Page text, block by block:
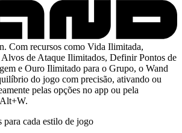
Com recursos como Vida Ilimitada,
de Ataque Ilimitados, Definir Pontos de
e Ouro Ilimitado para o Grupo, o Wand
do jogo com precisão, ativando ou
pelas opções no app ou pela
para cada estilo de jogo